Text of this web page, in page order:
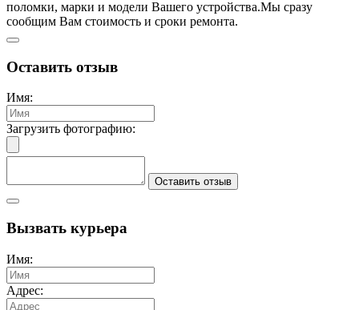
поломки, марки и модели Вашего устройства.Мы сразу
сообщим Вам стоимость и сроки ремонта.
Оставить отзыв
Имя:
Загрузить фотографию:
Оставить отзыв
Вызвать курьера
Имя:
Адрес: